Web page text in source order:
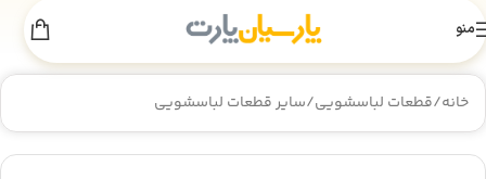
منو
خانه/قطعات لباسشویی/سایر قطعات لباسشویی